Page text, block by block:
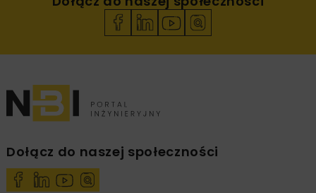
Dołącz do naszej społeczności